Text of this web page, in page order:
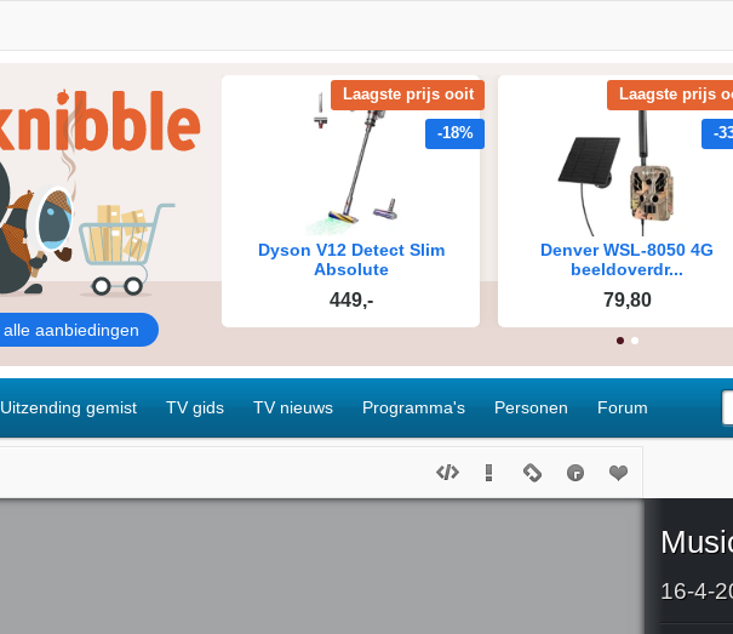
Uitzending gemist TV gids TV nieuws Programma's Personen Forum
16-4-